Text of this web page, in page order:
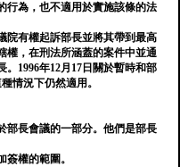
行為，也不適用於實施該條的法
院有權起訴部長並將其帶到最高
權，在刑法所涵蓋的案件中並通
1996年12月17日關於暫時和部
情況下仍然適用。
部長會議的一部分。他們是部長
權的範圍。